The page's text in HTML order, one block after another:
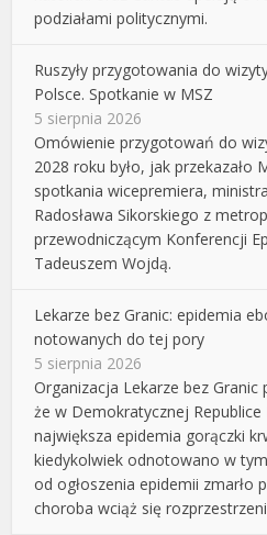
podziałami politycznymi.
Ruszyły przygotowania do
Polsce. Spotkanie w MSZ
5 sierpnia 2026
Omówienie przygotowań do
2028 roku było, jak
spotkania wicepremiera,
Radosława Sikorskiego z
przewodniczącym Konferencji
Tadeuszem Wojdą.
Lekarze bez Granic: epidemia
notowanych do tej pory
5 sierpnia 2026
Organizacja Lekarze bez
że w Demokratycznej Republice
największa epidemia gorączki
kiedykolwiek odnotowano w
od ogłoszenia epidemii zmarło
choroba wciąż się